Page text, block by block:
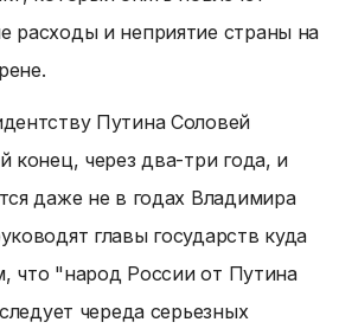
расходы и неприятие страны на
Путина Соловей
конец, через два-три года, и
даже не в годах Владимира
главы государств куда
что "народ России от Путина
череда серьезных